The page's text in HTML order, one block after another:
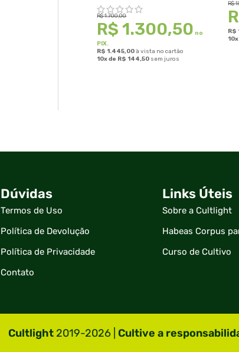
R$1.700,00
R$ 1.300,50 no
PIX.
R$ 1.445,00à vista no cartão
10x de R$ 144,50 sem juros
R$
R$
Dúvidas
Termos de Uso
Política de Devolução
Política de Privacidade
Contato
Links Úteis
Sobre a Cultlight
Habeas Corpus
Curso de Cultivo
Cultlight 2019-2026 | Cultive a